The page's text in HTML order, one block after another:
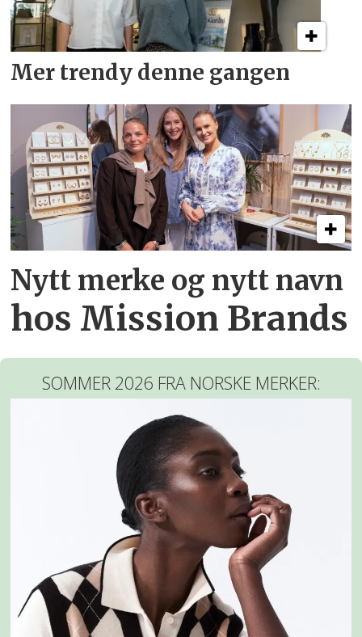
Mer trendy denne gangen
Nytt merke og nytt navn
hos Mission Brands
SOMMER 2026 FRA NORSKE MERKER: